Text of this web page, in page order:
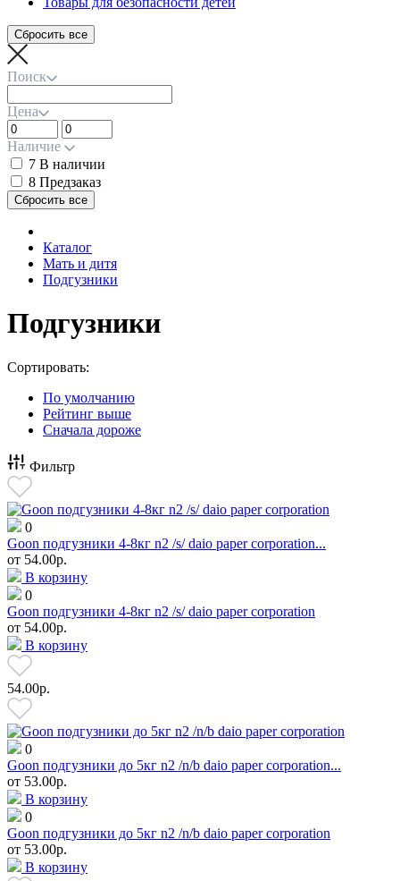
Поиск
Цена
Наличие
7 В наличии
8 Предзаказ
Каталог
Мать и дитя
Подгузники
Подгузники
Сортировать:
По умолчанию
Рейтинг выше
Сначала дороже
Фильтр
0
Goon подгузники 4-8кг n2 /s/ daio paper corporation...
от 54.00р.
В корзину
0
Goon подгузники 4-8кг n2 /s/ daio paper corporation
от 54.00р.
В корзину
54.00р.
0
Goon подгузники до 5кг n2 /n/b daio paper corporation...
от 53.00р.
В корзину
0
Goon подгузники до 5кг n2 /n/b daio paper corporation
от 53.00р.
В корзину